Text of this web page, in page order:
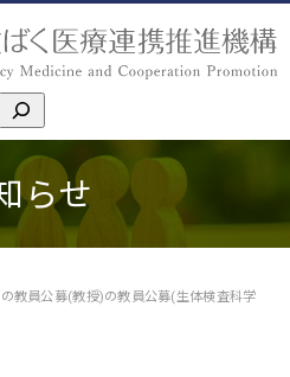
らせ
教員公募(教授)の教員公募(生体検査科学